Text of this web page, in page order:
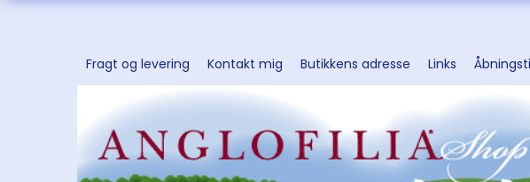
Fragt og levering Kontakt mig Butikkens adresse Links